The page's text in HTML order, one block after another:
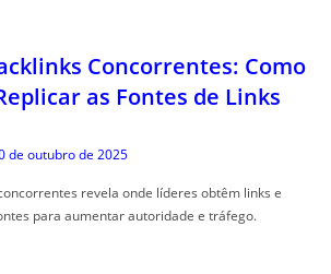
Concorrentes: Como
as Fontes de Links
de outubro de 2025
revela onde líderes obtêm links e
para aumentar autoridade e tráfego.